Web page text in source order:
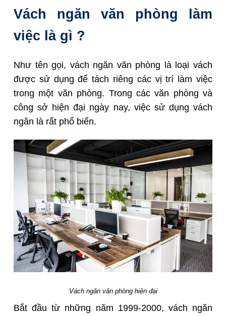
Vách ngăn văn phòng làm
việc là gì ?
Như tên gọi, vách ngăn văn phòng là loại vách
được sử dụng để tách riêng các vị trí làm việc
trong một văn phòng. Trong các văn phòng và
công sở hiện đại ngày nay, việc sử dụng vách
ngăn là rất phổ biến.
Vách ngăn văn phòng hiện đại
Bắt đầu từ những năm 1999-2000, vách ngăn